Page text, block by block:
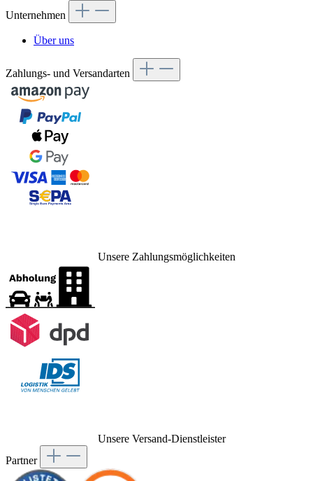
Unternehmen
Über uns
Zahlungs- und Versandarten
Unsere Zahlungsmöglichkeiten
Unsere Versand-Dienstleister
Partner